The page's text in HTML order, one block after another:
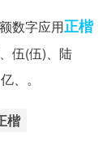
数字应用正楷
伍(伍)、陆
、。
楷